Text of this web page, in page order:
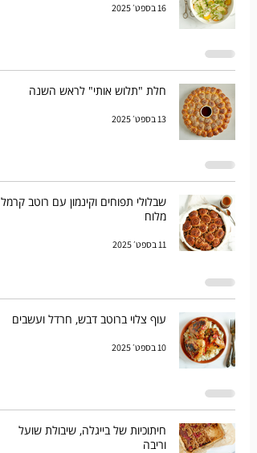
16 בספט׳ 2025
חלת "תלוש אותי" לראש השנה
13 בספט׳ 2025
שבלולי תפוחים וקינמון עם רוטב קרמל
מלוח
11 בספט׳ 2025
עוף צלוי ברוטב דבש, חרדל ועשבים
10 בספט׳ 2025
חיתוכיות של בייגלה, שיבולת שועל
וריבה